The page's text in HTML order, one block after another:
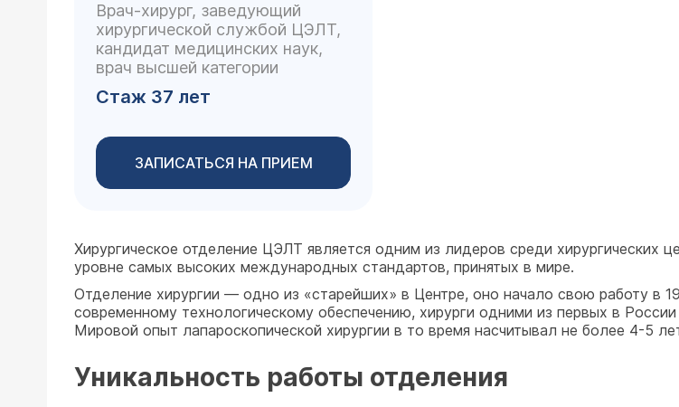
Врач-хирург, заведующий
хирургической службой ЦЭЛТ,
кандидат медицинских наук,
врач высшей категории
Стаж 37 лет
ЗАПИСАТЬСЯ НА ПРИЕМ
Хирургическое отделение ЦЭЛТ является одним из лидеров среди хирургических
уровне самых высоких международных стандартов, принятых в мире.
Отделение хирургии — одно из «старейших» в Центре, оно начало свою работу в
современному технологическому обеспечению, хирурги одними из первых в
Мировой опыт лапароскопической хирургии в то время насчитывал не более 4-5
Уникальность работы отделения